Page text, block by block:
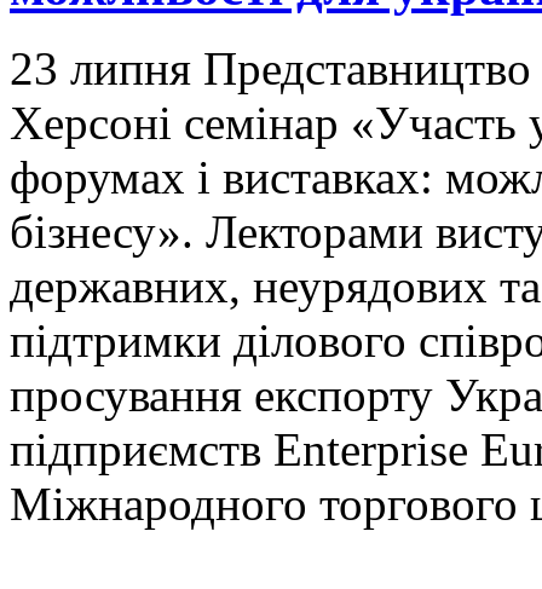
23 липня
Херсоні семінар «Участь
форумах і виставках:
бізнесу». Лекторами
державних, неурядових
підтримки ділового
просування експорту
підприємств Enterprise
Міжнародного